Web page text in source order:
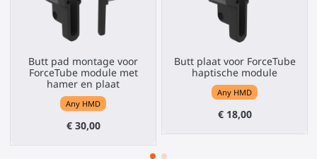
Butt pad montage voor
ForceTube module met
hamer en plaat
Any HMD
€ 30,00
Butt plaat voor ForceTube
haptische module
Any HMD
€ 18,00